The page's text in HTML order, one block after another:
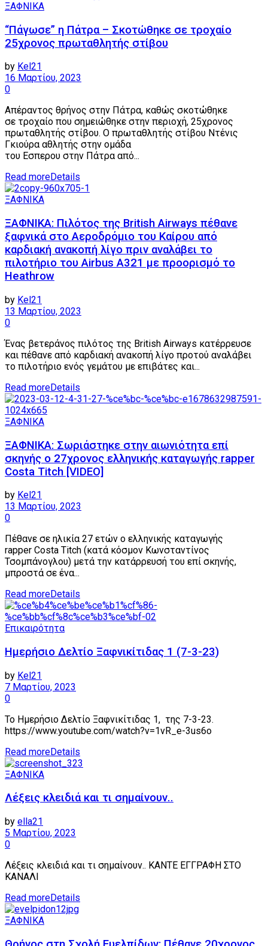
ΞΑΦΝΙΚΑ
“Πάγωσε” η Πάτρα – Σκοτώθηκε σε τροχαίο
25χρονος πρωταθλητής στίβου
by Kel21
16 Μαρτίου, 2023
0
Απέραντος θρήνος στην Πάτρα, καθώς σκοτώθηκε
σε τροχαίο που σημειώθηκε στην περιοχή, 25χρονος
πρωταθλητής στίβου. Ο πρωταθλητής στίβου Ντένις
Γκιούρα αθλητής στην ομάδα
του Εσπερου στην Πάτρα από...
Read moreDetails
ΞΑΦΝΙΚΑ
ΞΑΦΝΙΚΑ: Πιλότος της British Airways πέθανε
ξαφνικά στο Αεροδρόμιο του Καίρου από
καρδιακή ανακοπή λίγο πριν αναλάβει το
πιλοτήριο του Airbus A321 με προορισμό το
Heathrow
by Kel21
13 Μαρτίου, 2023
0
Ένας βετεράνος πιλότος της British Airways κατέρρευσε
και πέθανε από καρδιακή ανακοπή λίγο προτού αναλάβει
το πιλοτήριο ενός γεμάτου με επιβάτες και...
Read moreDetails
ΞΑΦΝΙΚΑ
ΞΑΦΝΙΚΑ: Σωριάστηκε στην αιωνιότητα επί
σκηνής ο 27χρονος ελληνικής καταγωγής rapper
Costa Titch [VIDEO]
by Kel21
13 Μαρτίου, 2023
0
Πέθανε σε ηλικία 27 ετών ο ελληνικής καταγωγής
rapper Costa Titch (κατά κόσμον Κωνσταντίνος
Τσομπάνογλου) μετά την κατάρρευσή του επί σκηνής,
μπροστά σε ένα...
Read moreDetails
Επικαιρότητα
Ημερήσιο Δελτίο Ξαφνικίτιδας 1 (7-3-23)
by Kel21
7 Μαρτίου, 2023
0
Το Ημερήσιο Δελτίο Ξαφνικίτιδας 1, της 7-3-23.
https://www.youtube.com/watch?v=1vR_e-3us6o
Read moreDetails
ΞΑΦΝΙΚΑ
Λέξεις κλειδιά και τι σημαίνουν..
by ella21
5 Μαρτίου, 2023
0
Λέξεις κλειδιά και τι σημαίνουν.. ΚΑΝΤΕ ΕΓΓΡΑΦΗ ΣΤΟ
ΚΑΝΑΛΙ
Read moreDetails
ΞΑΦΝΙΚΑ